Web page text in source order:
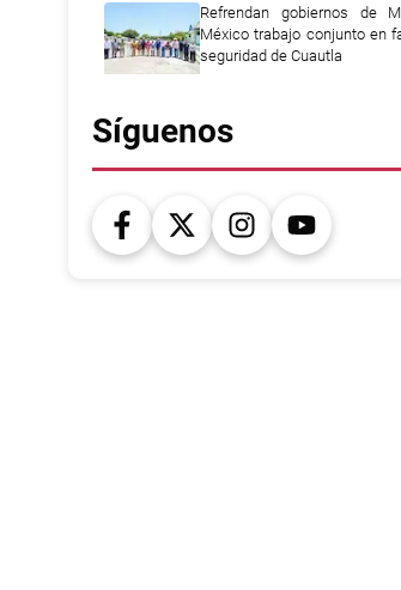
Refrendan gobiernos de
México trabajo conjunto en
seguridad de Cuautla
Síguenos